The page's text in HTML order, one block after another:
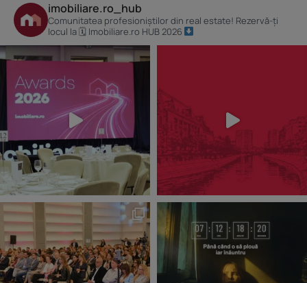
imobiliare.ro_hub
Comunitatea profesioniștilor din real estate! Rezervă-ți
locul la 🗓 Imobiliare.ro HUB 2026